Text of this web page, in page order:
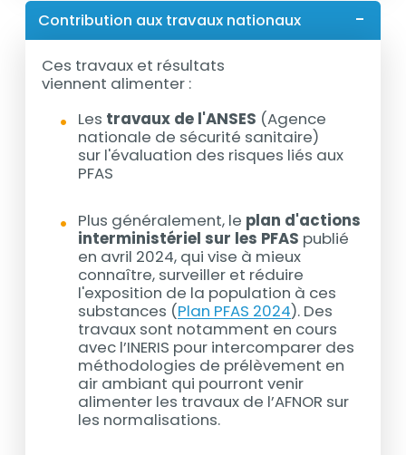
Contribution aux travaux nationaux
Ces travaux et résultats
viennent alimenter :
Les travaux de l'ANSES (Agence
nationale de sécurité sanitaire)
sur l'évaluation des risques liés aux
PFAS
Plus généralement, le plan d'actions
interministériel sur les PFAS publié
en avril 2024, qui vise à mieux
connaître, surveiller et réduire
l'exposition de la population à ces
substances (Plan PFAS 2024). Des
travaux sont notamment en cours
avec l’INERIS pour intercomparer des
méthodologies de prélèvement en
air ambiant qui pourront venir
alimenter les travaux de l’AFNOR sur
les normalisations.